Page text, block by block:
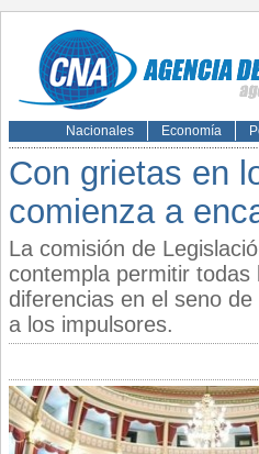
Nacionales Economía
Con grietas en
comienza a
La comisión de
contempla permitir
diferencias en el seno
a los impulsores.